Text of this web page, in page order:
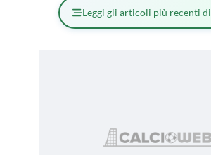
Leggi gli articoli più recenti di